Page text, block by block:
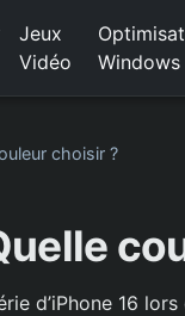
Jeux
Vidéo
Windows
choisir ?
d’iPhone 16 lors